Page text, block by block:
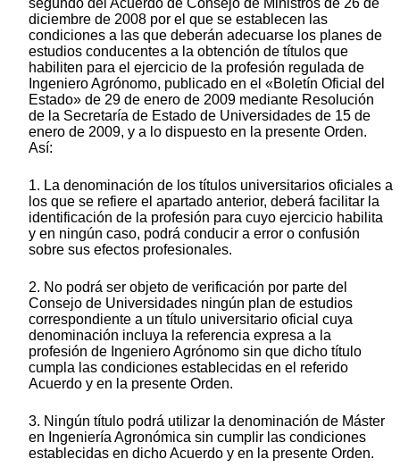
diciembre de 2008 por el que se establecen las
condiciones a las que deberán adecuarse los planes de
estudios conducentes a la obtención de títulos que
habiliten para el ejercicio de la profesión regulada de
Ingeniero Agrónomo, publicado en el «Boletín Oficial del
Estado» de 29 de enero de 2009 mediante Resolución
de la Secretaría de Estado de Universidades de 15 de
enero de 2009, y a lo dispuesto en la presente Orden.
Así:
1. La denominación de los títulos universitarios oficiales a
los que se refiere el apartado anterior, deberá facilitar la
identificación de la profesión para cuyo ejercicio habilita
y en ningún caso, podrá conducir a error o confusión
sobre sus efectos profesionales.
2. No podrá ser objeto de verificación por parte del
Consejo de Universidades ningún plan de estudios
correspondiente a un título universitario oficial cuya
denominación incluya la referencia expresa a la
profesión de Ingeniero Agrónomo sin que dicho título
cumpla las condiciones establecidas en el referido
Acuerdo y en la presente Orden.
3. Ningún título podrá utilizar la denominación de Máster
en Ingeniería Agronómica sin cumplir las condiciones
establecidas en dicho Acuerdo y en la presente Orden.